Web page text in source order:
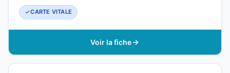
CARTE VITALE
Voir la fiche